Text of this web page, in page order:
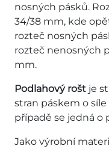
nosných pásků.
34/38 mm, kde
rozteč nosných
rozteč nenosných
mm.
Podlahový rošt je
stran páskem o
případě se jedná o
Jako výrobní